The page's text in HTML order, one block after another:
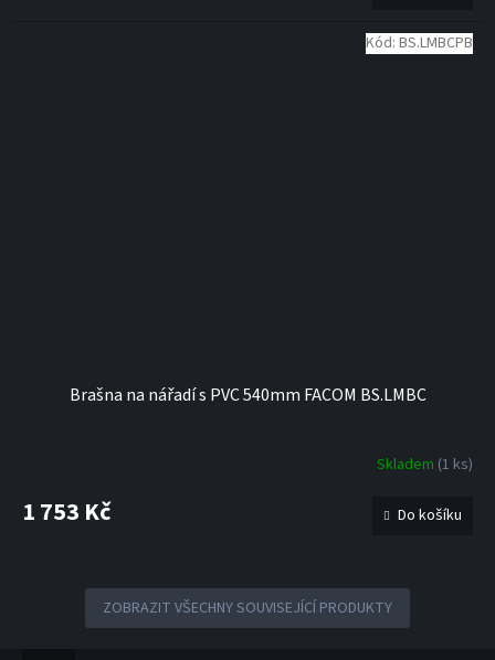
Brašna na nářadí s PVC 540mm FACOM BS.LMBC
Skladem (1 ks)
1 753 Kč Do košíku
Kód: BS.LMBCPB
ZOBRAZIT VŠECHNY SOUVISEJÍCÍ PRODUKTY